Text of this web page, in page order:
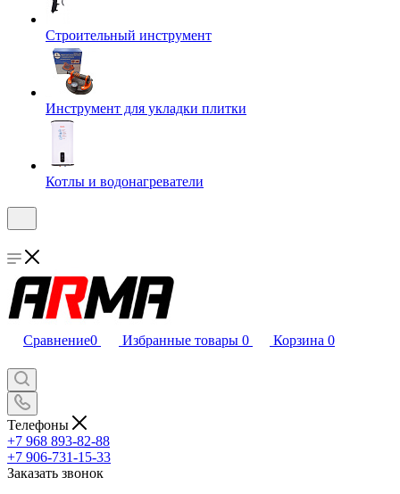
Строительный инструмент
Инструмент для укладки плитки
Котлы и водонагреватели
Сравнение0 Избранные товары 0 Корзина 0
Телефоны
+7 968 893-82-88
+7 906-731-15-33
Заказать звонок